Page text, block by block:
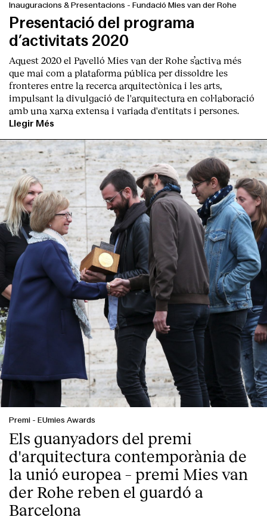
Inauguracions & Presentacions - Fundació Mies van der Rohe
Presentació del programa
d’activitats 2020
Aquest 2020 el Pavelló Mies van der Rohe s’activa més
que mai com a plataforma pública per dissoldre les
fronteres entre la recerca arquitectònica i les arts,
impulsant la divulgació de l'arquitectura en col·laboració
amb una xarxa extensa i variada d'entitats i persones.
Llegir Més
Premi - EUmies Awards
Els guanyadors del premi
d'arquitectura contemporània de
la unió europea – premi Mies van
der Rohe reben el guardó a
Barcelona